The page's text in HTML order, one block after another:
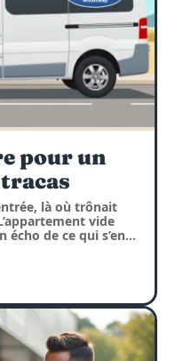
pour un
là où trônait
vide
de ce qui s’en…